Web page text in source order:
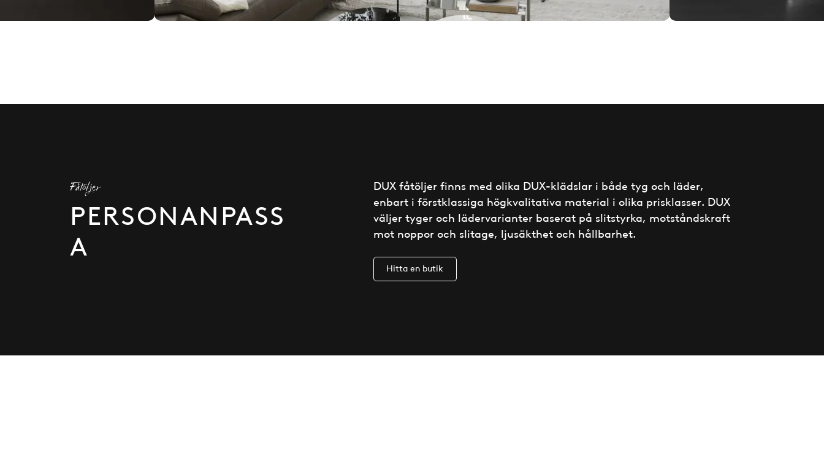
Fåtöljer
PERSONANPASS
A
DUX fåtöljer finns med olika DUX-klädslar i både tyg och läder,
enbart i förstklassiga högkvalitativa material i olika prisklasser. DUX
väljer tyger och lädervarianter baserat på slitstyrka, motståndskraft
mot noppor och slitage, ljusäkthet och hållbarhet.
Hitta en butik